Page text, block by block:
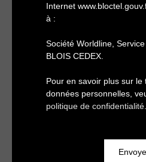
Internet
à :
Société Worldline,
BLOIS CEDEX.
Pour en savoir plus sur le
données personnelles,
politique de confidentialité.